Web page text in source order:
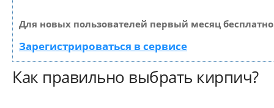
Для новых пользователей первый месяц
Зарегистрироваться в сервисе
Как правильно выбрать кирпич?